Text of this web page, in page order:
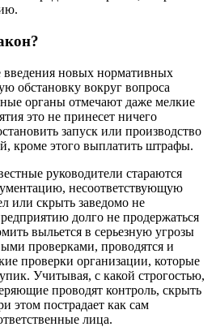
новых нормативных
обстановку вокруг вопроса
органы отмечают даже мелкие
это не принесет ничего
запуск или производство
кроме этого выплатить штрафы.
руководители стараются
несоответствующую
или скрыть заведомо не
долго не продержаться
выльется в серьезную угрозы
проверками, проводятся и
проверки организации, которые
Учитывая, с какой строгостью,
проводят контроль, скрыть
этом пострадает как сам
лица.